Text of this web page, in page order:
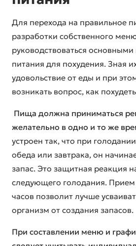
Для перехода на правильное
разработки собственного
руководствоваться
питания для похудения. Зная
удовольствие от еды и при
возникать вопрос, как
Пища должна приниматься
желательно в одно и то же
устроен так, что при
обеда или завтрака, он
запас. Это защитная реакция
следующего голодания.
часов позволит лучше
организм от создания запасов.
При составлении меню и